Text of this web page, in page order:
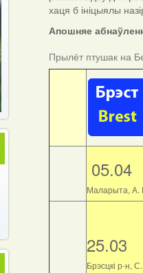
хаця б ініцыялы
Апошняе
Прылёт птушак на
05.04
Маларыта, А.
25.03
Брэсцкі р-н,